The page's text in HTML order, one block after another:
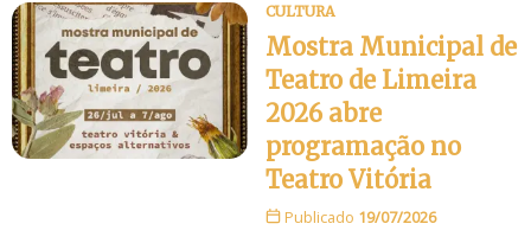
CULTURA
Mostra Municipal de
Teatro de Limeira
2026 abre
programação no
Teatro Vitória
Publicado 19/07/2026